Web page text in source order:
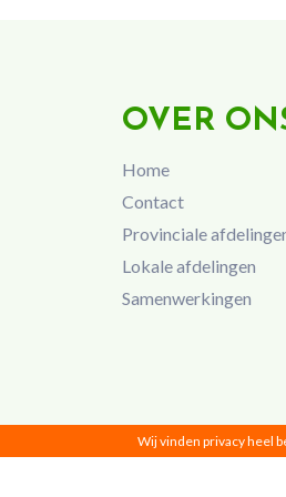
OVER
Home
Contact
Provinciale
Lokale afdelingen
Samenwerkingen
Wij vinden privacy heel